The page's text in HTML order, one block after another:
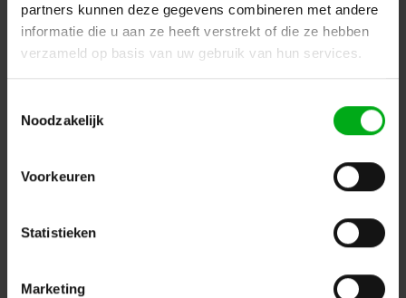
partners kunnen deze gegevens combineren met andere
informatie die u aan ze heeft verstrekt of die ze hebben
verzameld op basis van uw gebruik van hun services.
Noodzakelijk
Voorkeuren
Statistieken
Marketing
LEE Filters |L514VEL
Op voorraad levertijd 2 a 3 werkdagen
Lee | vel NR.514 | Maat: 0,53m x 1,22m